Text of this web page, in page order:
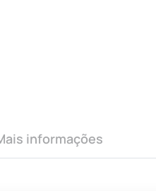
informações